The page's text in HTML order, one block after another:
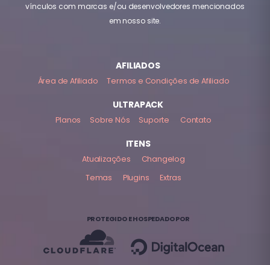
vínculos com marcas e/ou desenvolvedores mencionados
em nosso site.
AFILIADOS
Área de Afiliado Termos e Condições de Afiliado
ULTRAPACK
Planos Sobre Nós Suporte Contato
ITENS
Atualizações
Changelog
Temas
Plugins Extras
PROTEGIDO E HOSPEDADO POR